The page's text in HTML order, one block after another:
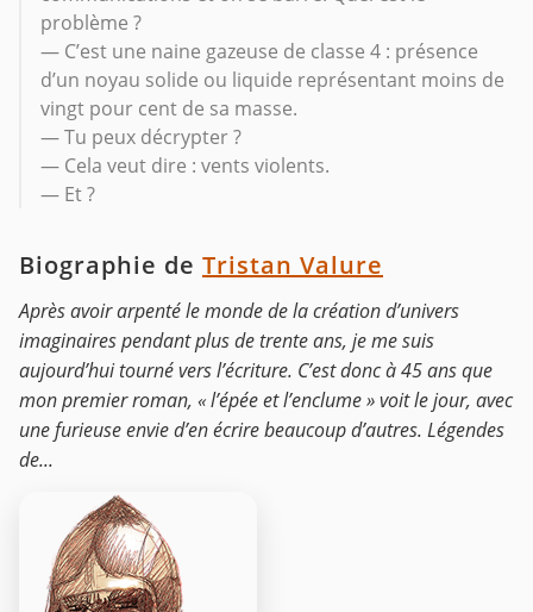
problème ?
— C’est une naine gazeuse de classe 4 : présence
d’un noyau solide ou liquide représentant moins de
vingt pour cent de sa masse.
— Tu peux décrypter ?
— Cela veut dire : vents violents.
— Et ?
Biographie de Tristan Valure
Après avoir arpenté le monde de la création d’univers
imaginaires pendant plus de trente ans, je me suis
aujourd’hui tourné vers l’écriture. C’est donc à 45 ans que
mon premier roman, « l’épée et l’enclume » voit le jour, avec
une furieuse envie d’en écrire beaucoup d’autres. Légendes
de...